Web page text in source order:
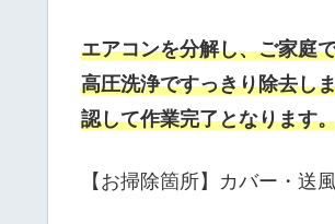
エアコンを分解し、ご家庭
高圧洗浄ですっきり除去し
認して作業完了となります
【お掃除箇所】カバー・送